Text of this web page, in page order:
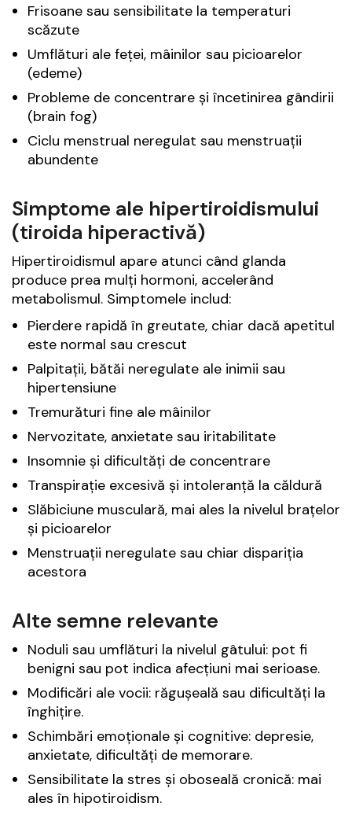
Frisoane sau sensibilitate la temperaturi
scăzute
Umflături ale feței, mâinilor sau picioarelor
(edeme)
Probleme de concentrare și încetinirea gândirii
(brain fog)
Ciclu menstrual neregulat sau menstruații
abundente
Simptome ale hipertiroidismului
(tiroida hiperactivă)
Hipertiroidismul apare atunci când glanda
produce prea mulți hormoni, accelerând
metabolismul. Simptomele includ:
Pierdere rapidă în greutate, chiar dacă apetitul
este normal sau crescut
Palpitații, bătăi neregulate ale inimii sau
hipertensiune
Tremurături fine ale mâinilor
Nervozitate, anxietate sau iritabilitate
Insomnie și dificultăți de concentrare
Transpirație excesivă și intoleranță la căldură
Slăbiciune musculară, mai ales la nivelul brațelor
și picioarelor
Menstruații neregulate sau chiar dispariția
acestora
Alte semne relevante
Noduli sau umflături la nivelul gâtului: pot fi
benigni sau pot indica afecțiuni mai serioase.
Modificări ale vocii: răgușeală sau dificultăți la
înghițire.
Schimbări emoționale și cognitive: depresie,
anxietate, dificultăți de memorare.
Sensibilitate la stres și oboseală cronică: mai
ales în hipotiroidism.